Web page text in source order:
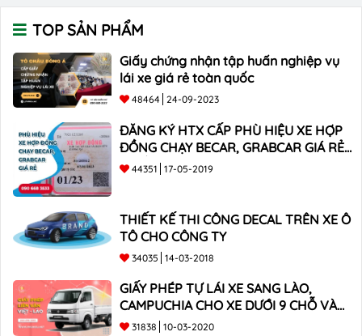
TOP SẢN PHẨM
Giấy chứng nhận tập huấn nghiệp vụ
lái xe giá rẻ toàn quốc
48464 24-09-2023
ĐĂNG KÝ HTX CẤP PHÙ HIỆU XE HỢP
ĐỒNG CHẠY BECAR, GRABCAR GIÁ RẺ
NHẤT
44351 17-05-2019
THIẾT KẾ THI CÔNG DECAL TRÊN XE Ô
TÔ CHO CÔNG TY
34035 14-03-2018
GIẤY PHÉP TỰ LÁI XE SANG LÀO,
CAMPUCHIA CHO XE DƯỚI 9 CHỖ VÀ
XE BÁN TẢI
31838 10-03-2020